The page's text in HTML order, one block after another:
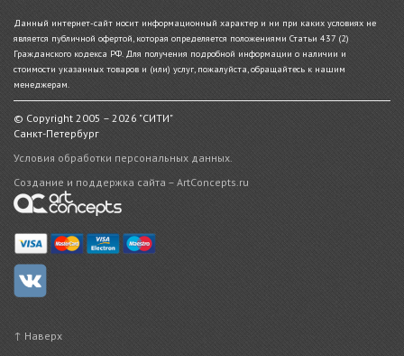
Данный интернет-сайт носит информационный характер и ни при каких условиях не
является публичной офертой, которая определяется положениями Статьи 437 (2)
Гражданского кодекса РФ. Для получения подробной информации о наличии и
стоимости указанных товаров и (или) услуг, пожалуйста, обращайтесь к нашим
менеджерам.
© Copyright 2005 – 2026 "СИТИ"
Санкт-Петербург
Условия обработки персональных данных.
Создание и поддержка сайта – ArtConcepts.ru
↑ Наверх